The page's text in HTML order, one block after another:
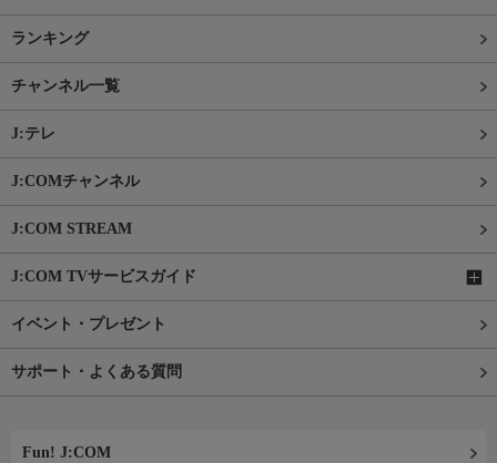
ランキング
チャンネル一覧
J:テレ
J:COMチャンネル
J:COM STREAM
J:COM TVサービスガイド
イベント・プレゼント
サポート・よくある質問
Fun! J:COM